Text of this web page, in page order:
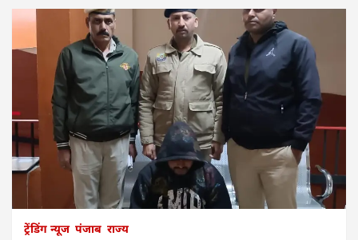
ट्रेंडिंग न्यूज पंजाब राज्य